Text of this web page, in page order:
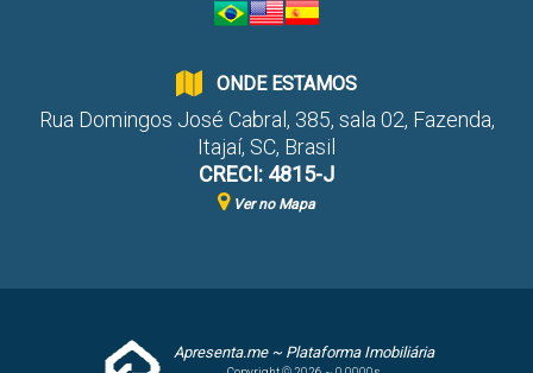
ONDE ESTAMOS
Rua Domingos José Cabral, 385, sala 02, Fazenda,
Itajaí, SC, Brasil
CRECI: 4815-J
Ver no Mapa
Apresenta.me ~ Plataforma Imobiliária